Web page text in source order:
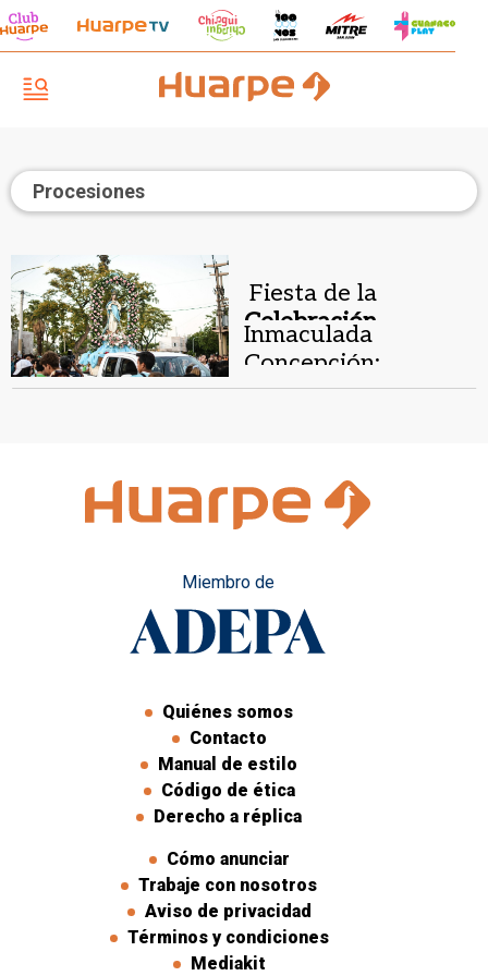
Procesiones
Celebración
patronal.
Fiesta de la
Inmaculada
Concepción:
horarios, misas y
Miembro de
Quiénes somos
Contacto
Manual de estilo
Código de ética
Derecho a réplica
Cómo anunciar
Trabaje con nosotros
Aviso de privacidad
Términos y condiciones
Mediakit